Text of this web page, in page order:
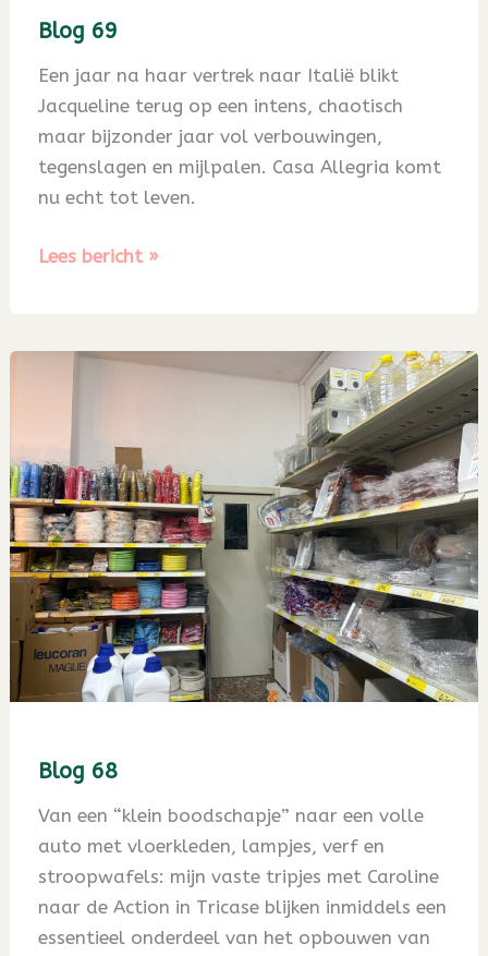
Blog 69
Een jaar na haar vertrek naar Italië blikt
Jacqueline terug op een intens, chaotisch
maar bijzonder jaar vol verbouwingen,
tegenslagen en mijlpalen. Casa Allegria komt
nu echt tot leven.
Blog
Lees bericht »
Blog 68
Van een “klein boodschapje” naar een volle
auto met vloerkleden, lampjes, verf en
stroopwafels: mijn vaste tripjes met Caroline
naar de Action in Tricase blijken inmiddels een
essentieel onderdeel van het opbouwen van